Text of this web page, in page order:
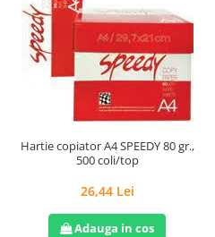
Hartie copiator A4 SPEEDY 80 gr.,
500 coli/top
26,44 Lei
Adauga in cos